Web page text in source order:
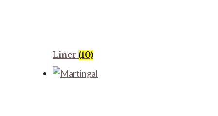
Liner (10)